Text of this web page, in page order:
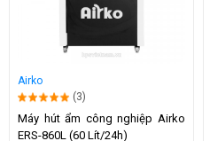
Airko
(3)
Máy hút ẩm công nghiệp Airko
ERS-860L (60 Lít/24h)